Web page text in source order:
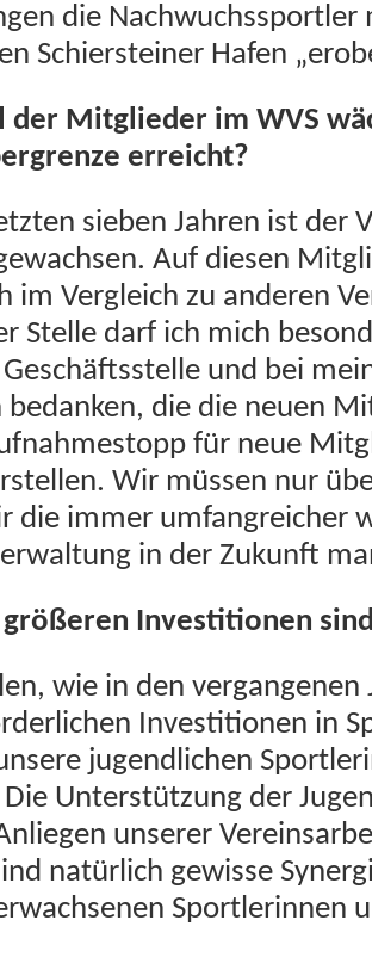
die
Schier­stein­er Hafen
der Mit­glieder im WVS
erreicht?
sieben Jahren ist der
Auf diesen
im Ver­gle­ich zu anderen
Stelle darf ich mich
und bei
bedanken, die die neuen
für neue
Wir müssen nur
die immer umfan­gre­ich­er
in der Zukun­ft
Investi­tio­nen
wie in den ver­gan­genen
Investi­tio­nen in
jugendlichen
Unter­stützung der
unser­er
natür­lich gewisse
Sport­lerin­nen